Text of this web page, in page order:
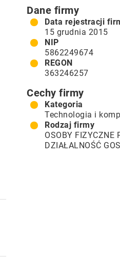
Dane firmy
Data rejestracji
15 grudnia 2015
NIP
5862249674
REGON
363246257
Cechy firmy
Kategoria
Technologia i
Rodzaj firmy
OSOBY FIZYCZNE
DZIAŁALNOŚĆ